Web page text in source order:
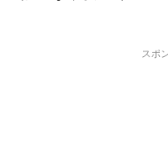
スポ